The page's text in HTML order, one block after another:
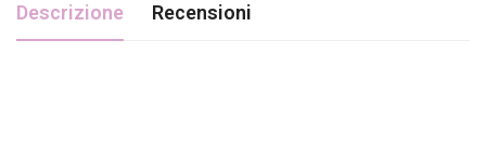
Descrizione Recensioni